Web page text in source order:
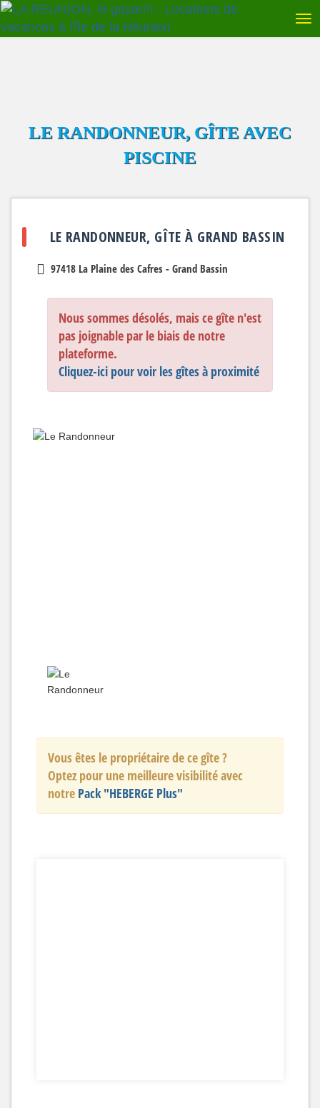
LE RANDONNEUR, GÎTE AVEC
PISCINE
LE RANDONNEUR, GÎTE À GRAND BASSIN
97418 La Plaine des Cafres - Grand Bassin
Nous sommes désolés, mais ce gîte n'est
pas joignable par le biais de notre
plateforme.
Cliquez-ici pour voir les gîtes à proximité
Vous êtes le propriétaire de ce gîte ?
Optez pour une meilleure visibilité avec
notre Pack "HEBERGE Plus"